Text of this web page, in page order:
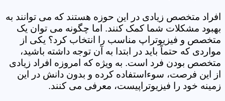
افراد متخصص زیادی در این حوزه هستند که می توانند به
بهبود مشکلات شما کمک کنند. اما چگونه می توان یک
متخصص و فیزیوتراپ مناسب را انتخاب کرد؟ یکی از
مواردی که حتماً باید در ابتدا به آن توجه داشته باشید،
متخصص بودن فرد است. به ویژه که امروزه افراد زیادی
از این فرصت، سوءاستفاده کرده و بدون دانش در این
زمینه خود را فیزیوتراپیست، معرفی می کنند.